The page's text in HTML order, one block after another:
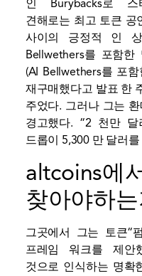
인 Burybacks로 스
견해로는 최고 토큰 공
사이의 긍정적 인
Bellwethers를 포함
(AI Bellwethers를 포
재구매했다고 발표 한
주었다. 그러나 그는
경고했다. “2 천만 달
드롭이 5,300 만 달러
altcoins
찾아야하는
그곳에서 그는 토큰“
프레임 워크를 제안
것으로 인식하는 명확